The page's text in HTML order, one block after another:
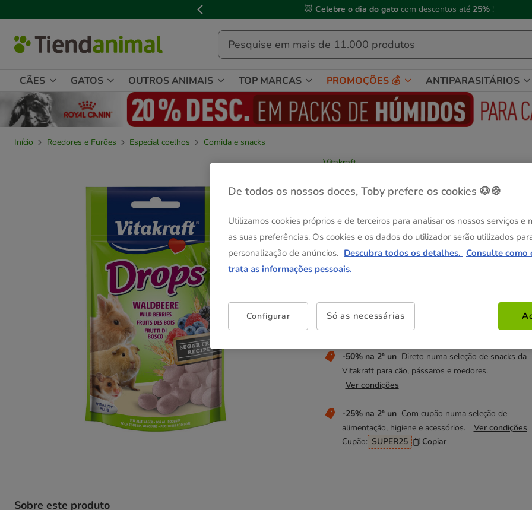
de
mensagem,
🐱 Celebre o dia do gato com descontos até 25% !
CÃES GATOS OUTROS ANIMAIS TOP MARCAS PROMOÇÕES 💰 ANTIPARASITÁRIOS
Início Roedores e Furões Especial coelhos
Comida e snacks
Vitakraft
Vermelhos para roedores
Peso:75 g
75 g
-50% na 2ª un.
3.59€
2 pacotes x 75 g
Pack Poupança
Não perca estas promoções!
-50% na 2ª un Direto numa seleção de snacks da
Vitakraft para cão, pássaros e roedores.
Ver condições
-25% na 2ª un Com cupão numa seleção de
alimentação, higiene e acessórios.
Ver condições
Cupão: SUPER25 Copiar
Sobre este produto
De todos os nossos doces, Toby prefere os cookies 🐶🍪
Utilizamos cookies próprios e de terceiros para analisar os nossos serviços e
as suas preferências. Os cookies e os dados do utilizador serão utilizados
personalização de anúncios. Descubra todos os detalhes. Consulte como
trata as informações pessoais.
Configurar Só as necessárias